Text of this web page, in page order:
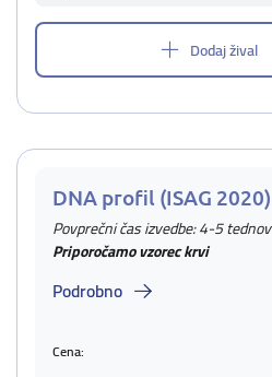
Dodaj žival
DNA profil (ISAG 2020)
Povprečni čas izvedbe: 4-5 tednov
Priporočamo vzorec krvi
Podrobno
Cena: